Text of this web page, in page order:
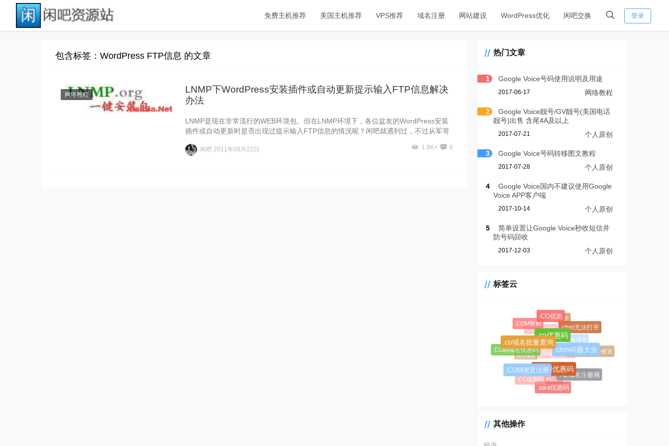
免费主机推荐 美国主机推荐 VPS推荐 域名注册 网站建设 WordPress优化 闲吧交换 登录
包含标签：WordPress FTP信息 的文章
网络教程
LNMP下WordPress安装插件或自动更新提示输入FTP信息解决
办法
LNMP是现在非常流行的WEB环境包。但在LNMP环境下，各位盆友的WordPress安装
插件或自动更新时是否出现过提示输入FTP信息的情况呢？闲吧就遇到过，不过从军哥
闲吧 2011年08月22日 1.8K+ 6
热门文章
1 Google Voice号码使用说明及用途
2017-06-17 网络教程
2
Google Voice靓号/GV靓号(美国电话
靓号)出售 含尾4A及以上
2017-07-21 个人原创
3 Google Voice号码转移图文教程
2017-07-28 个人原创
4
Google Voice国内不建议使用Google
Voice APP客户端
2017-10-14 个人原创
5
简单设置让Google Voice秒收短信并
防号码回收
2017-12-03 个人原创
标签云
#1045
#1146
$0.99超级优惠码
.AL域名
.AL域名哪里便宜
.AL域名注册商
.asia优惠码
.CC优惠码
.CC域名
.CC域名注册
.CF
.chm无法打开
.chm问题大全
.COM优惠码
.COM便宜注册
.COM域名优惠码
.COM新购
.CO优惠
.co优惠码
.co域名批量查询
其他操作